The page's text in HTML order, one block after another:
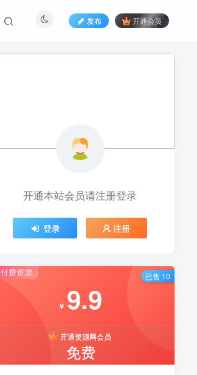
发布 开通会员
开通本站会员请注册登录
登录 注册
付费资源
￥ 9.9
开通资源网会员
免费
已售 10